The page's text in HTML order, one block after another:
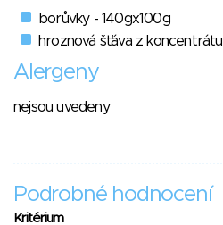
borůvky - 140gx100g
hroznová šťáva z koncentrátu
Alergeny
nejsou uvedeny
Podrobné hodnocení
Kritérium